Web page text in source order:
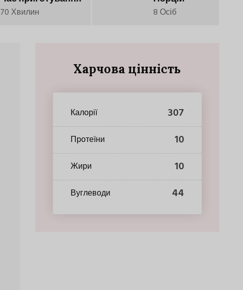
70 Хвилин 8 Осіб
Харчова цінність
Калорії 307
Протеїни 10
Жири 10
Вуглеводи 44